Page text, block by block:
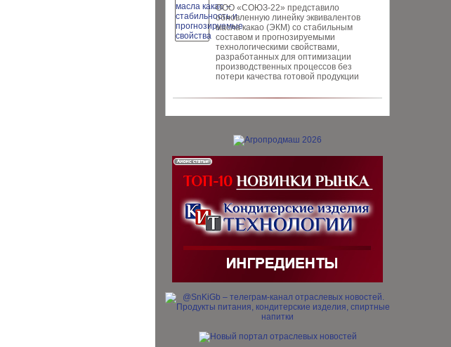
ООО «СОЮЗ-22» представило
обновлен­ную линейку эквивалентов
масла ка­као (ЭКМ) со стабильным
составом и прогнозируемыми
технологическими свойствами,
разработанных для опти­мизации
производственных процес­сов без
потери качества готовой про­дукции